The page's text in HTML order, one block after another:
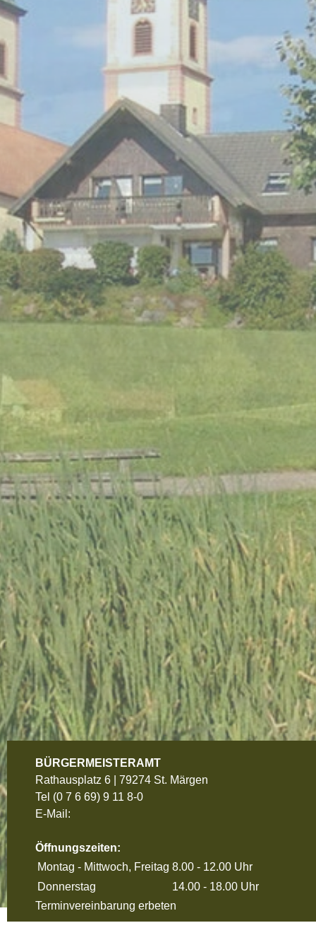
BÜRGERMEISTERAMT
Rathausplatz 6 | 79274 St. Märgen
Tel (0 7 6 69) 9 11 8-0
E-Mail:
Öffnungszeiten:
Montag - Mittwoch, Freitag 8.00 - 12.00 Uhr
Donnerstag
14.00 - 18.00 Uhr
Terminvereinbarung erbeten